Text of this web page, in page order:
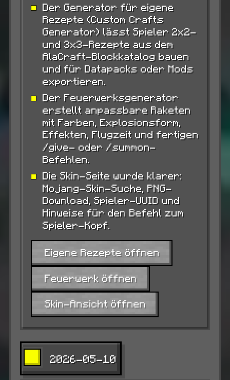
Der Generator für eigene
Rezepte (Custom Crafts
Generator) lässt Spieler 2x2-
und 3x3-Rezepte aus dem
AlaCraft-Blockkatalog bauen
und für Datapacks oder Mods
exportieren.
Der Feuerwerksgenerator
erstellt anpassbare Raketen
mit Farben, Explosionsform,
Effekten, Flugzeit und fertigen
/give- oder /summon-
Befehlen.
Die Skin-Seite wurde klarer:
Mojang-Skin-Suche, PNG-
Download, Spieler-UUID und
Hinweise für den Befehl zum
Spieler-Kopf.
Eigene Rezepte öffnen
Feuerwerk öffnen
Skin-Ansicht öffnen
2026-05-10